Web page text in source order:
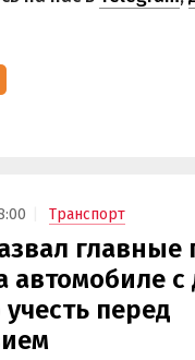
Транспорт
главные
автомобиле с
перед